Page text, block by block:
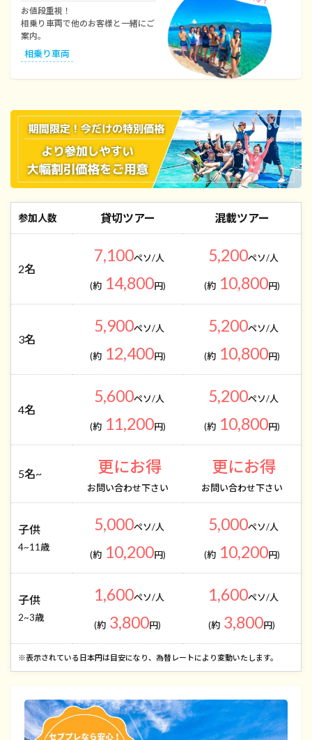
お値段重視！
相乗り車両で他のお客様と一緒にご
案内。
相乗り車両
参加人数 貸切ツアー 混載ツアー
2名
7,100ペソ/人
(約 14,800円)
5,200ペソ/人
(約 10,800円)
3名
5,900ペソ/人
(約 12,400円)
5,200ペソ/人
(約 10,800円)
4名
5,600ペソ/人
(約 11,200円)
5,200ペソ/人
(約 10,800円)
5名~ 更にお得
お問い合わせ下さい
更にお得
お問い合わせ下さい
子供
4~11歳
5,000ペソ/人
(約 10,200円)
5,000ペソ/人
(約 10,200円)
子供
2~3歳
1,600ペソ/人
(約 3,800円)
1,600ペソ/人
(約 3,800円)
​※表示されている日本円は目安になり、為替レートにより変動いたします。